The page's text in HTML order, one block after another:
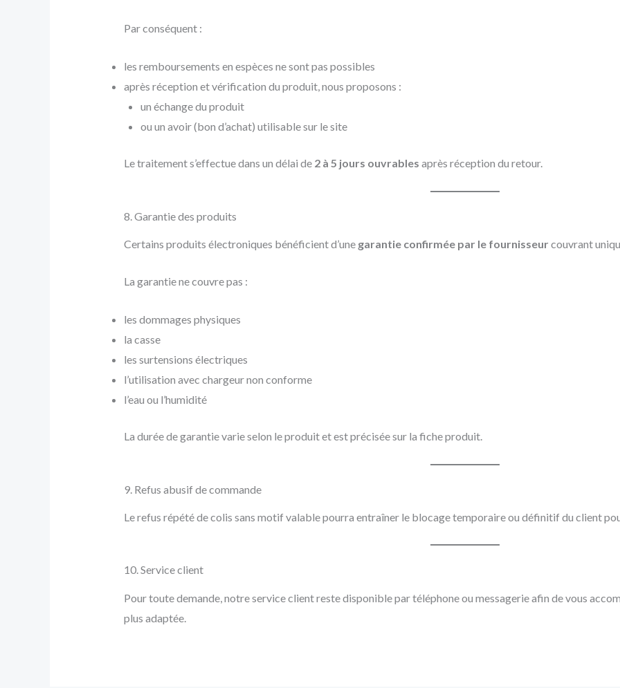
Par conséquent :
les remboursements en espèces ne sont pas possibles
après réception et vérification du produit, nous proposons :
un échange du produit
ou un avoir (bon d’achat) utilisable sur le site
Le traitement s’effectue dans un délai de 2 à 5 jours ouvrables après réception du retour.
8. Garantie des produits
Certains produits électroniques bénéficient d’une garantie confirmée par le fournisseur couvrant
La garantie ne couvre pas :
les dommages physiques
la casse
les surtensions électriques
l’utilisation avec chargeur non conforme
l’eau ou l’humidité
La durée de garantie varie selon le produit et est précisée sur la fiche produit.
9. Refus abusif de commande
Le refus répété de colis sans motif valable pourra entraîner le blocage temporaire ou définitif du client
10. Service client
Pour toute demande, notre service client reste disponible par téléphone ou messagerie afin de vous
plus adaptée.